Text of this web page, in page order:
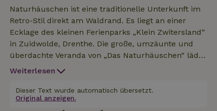
Naturhäuschen ist eine traditionelle Unterkunft im
Retro-Stil direkt am Waldrand. Es liegt an einer
Ecklage des kleinen Ferienparks „Klein Zwitersland“
in Zuidwolde, Drenthe. Die große, umzäunte und
überdachte Veranda von „Das Naturhäuschen“ lädt
dazu ein, das Leben im Freien zu genießen, und
Privatsphäre. Es gibt 5 Schlafplätze, und bei deiner
Ankunft sind die Betten bereits bezogen. Hunde sind
Weiterlesen
Dieser Text wurde automatisch übersetzt.
Original anzeigen.